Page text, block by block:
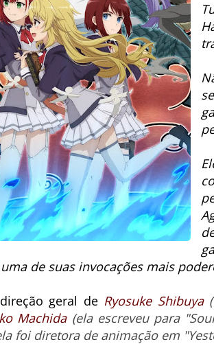
de suas invocações mais
direção geral de Ryosuke Shibuya
Machida (ela escreveu para
foi diretora de animação em